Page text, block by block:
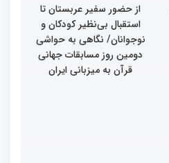
از حضور سفیر عربستان تا
استقبال بی‌نظیر کودکان و
نوجوانان/ نگاهی به حواشی
دومین روز مسابقات جهانی
قرآن به میزبانی ایران